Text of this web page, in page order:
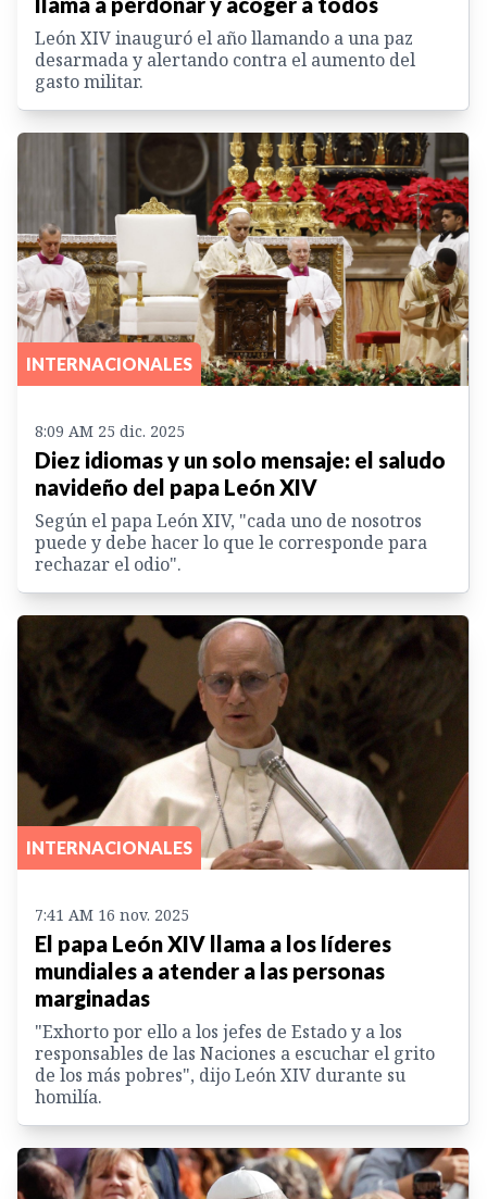
León XIV inauguró el año llamando a una paz
desarmada y alertando contra el aumento del
gasto militar.
INTERNACIONALES
8:09 AM 25 dic. 2025
Diez idiomas y un solo mensaje: el saludo
navideño del papa León XIV
Según el papa León XIV, "cada uno de nosotros
puede y debe hacer lo que le corresponde para
rechazar el odio".
INTERNACIONALES
7:41 AM 16 nov. 2025
El papa León XIV llama a los líderes
mundiales a atender a las personas
marginadas
"Exhorto por ello a los jefes de Estado y a los
responsables de las Naciones a escuchar el grito
de los más pobres", dijo León XIV durante su
homilía.